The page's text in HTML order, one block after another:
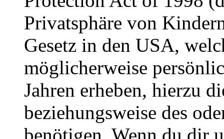
Privatsphäre von
Gesetz in den USA,
möglicherweise
Jahren erheben, hierzu
beziehungsweise des